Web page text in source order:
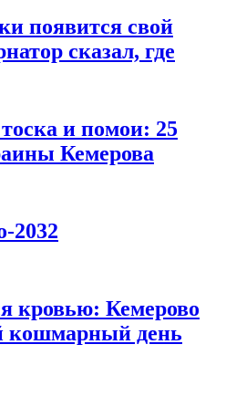
появится свой
сказал, где
и помои: 25
Кемерова
2032
кровью: Кемерово
кошмарный день